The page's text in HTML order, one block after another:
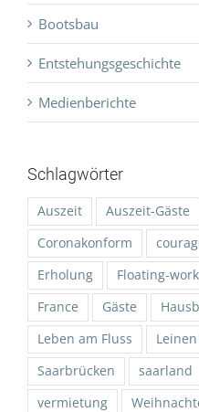
Bootsbau
Entstehungsgeschichte
Medienberichte
Schlagwörter
Auszeit Auszeit-Gäste
Coronakonform
Erholung
Floating-
France
Gäste
Leben am Fluss
Leinen
Saarbrücken
saarland
vermietung